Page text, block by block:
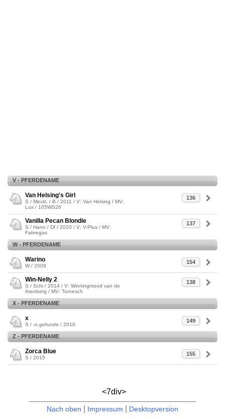
V - PFERDENAME
136
Van Helsing's Girl
S / Meckl. / B / 2011 / V: Van Helsing / MV:
Lux / 105WS26
137
Vanilla Pecan Blondie
S / Hann / Df / 2020 / V: V-Plus / MV:
Fabregas
W - PFERDENAME
154
Warino
W / 2009
138
Win-Nelly 2
S / Schi / 2014 / V: Winningmood van de
Arenberg / MV: Tornesch
X - PFERDENAME
149
x
S / -n.gefunde / 2010
Z - PFERDENAME
155
Zorca Blue
S / 2015
<7div>
Nach oben Impressum Desktopversion